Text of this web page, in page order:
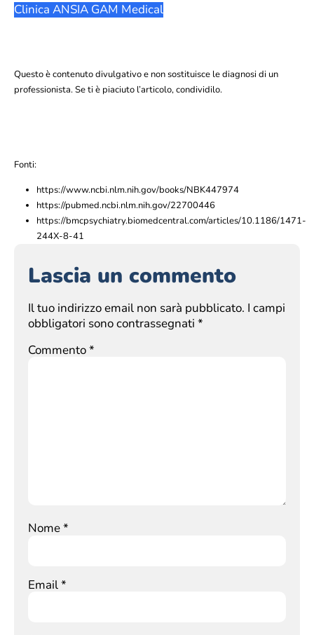
Clinica ANSIA GAM Medical
Questo è contenuto divulgativo e non sostituisce le diagnosi di un
professionista. Se ti è piaciuto l’articolo, condividilo.
Fonti:
https://www.ncbi.nlm.nih.gov/books/NBK447974
https://pubmed.ncbi.nlm.nih.gov/22700446
https://bmcpsychiatry.biomedcentral.com/articles/10.1186/1471-
244X-8-41
Lascia un commento
Il tuo indirizzo email non sarà pubblicato. I campi
obbligatori sono contrassegnati *
Commento*
Nome*
Email*